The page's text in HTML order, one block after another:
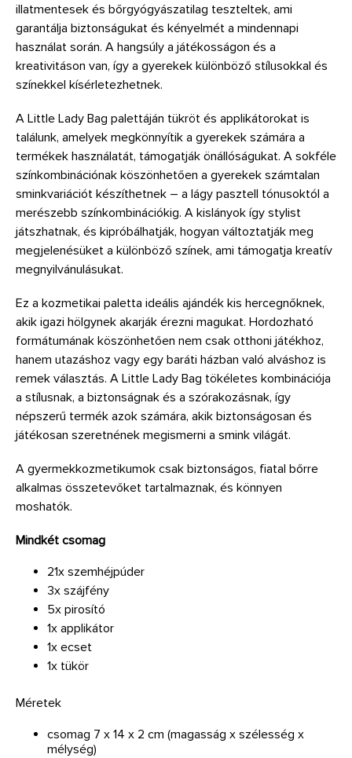
illatmentesek és bőrgyógyászatilag teszteltek, ami
garantálja biztonságukat és kényelmét a mindennapi
használat során. A hangsúly a játékosságon és a
kreativitáson van, így a gyerekek különböző stílusokkal és
színekkel kísérletezhetnek.
A Little Lady Bag palettáján tükröt és applikátorokat is
találunk, amelyek megkönnyítik a gyerekek számára a
termékek használatát, támogatják önállóságukat. A sokféle
színkombinációnak köszönhetően a gyerekek számtalan
sminkvariációt készíthetnek – a lágy pasztell tónusoktól a
merészebb színkombinációkig. A kislányok így stylist
játszhatnak, és kipróbálhatják, hogyan változtatják meg
megjelenésüket a különböző színek, ami támogatja kreatív
megnyilvánulásukat.
Ez a kozmetikai paletta ideális ajándék kis hercegnőknek,
akik igazi hölgynek akarják érezni magukat. Hordozható
formátumának köszönhetően nem csak otthoni játékhoz,
hanem utazáshoz vagy egy baráti házban való alváshoz is
remek választás. A Little Lady Bag tökéletes kombinációja
a stílusnak, a biztonságnak és a szórakozásnak, így
népszerű termék azok számára, akik biztonságosan és
játékosan szeretnének megismerni a smink világát.
A gyermekkozmetikumok csak biztonságos, fiatal bőrre
alkalmas összetevőket tartalmaznak, és könnyen
moshatók.
Mindkét csomag
21x szemhéjpúder
3x szájfény
5x pirosító
1x applikátor
1x ecset
1x tükör
Méretek
csomag 7 x 14 x 2 cm (magasság x szélesség x
mélység)